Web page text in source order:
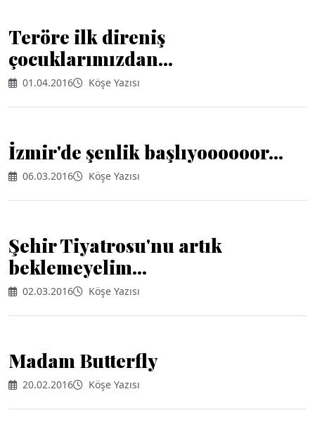
Teröre ilk direniş
çocuklarımızdan...
01.04.2016 Köşe Yazısı
İzmir'de şenlik başlıyoooooor...
06.03.2016 Köşe Yazısı
Şehir Tiyatrosu'nu artık
beklemeyelim...
02.03.2016 Köşe Yazısı
Madam Butterfly
20.02.2016 Köşe Yazısı